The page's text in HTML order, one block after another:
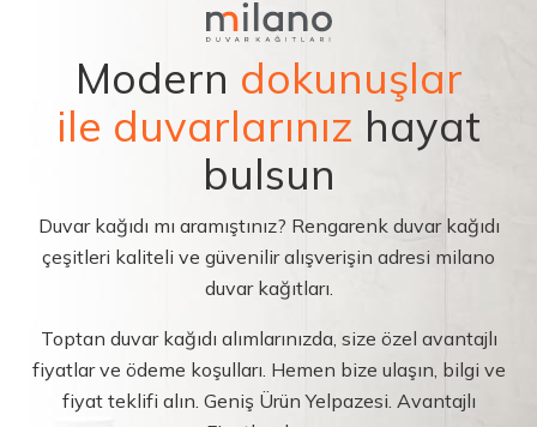
Modern dokunuşlar
ile duvarlarınız hayat
bulsun
Duvar kağıdı mı aramıştınız? Rengarenk duvar kağıdı
çeşitleri kaliteli ve güvenilir alışverişin adresi milano
duvar kağıtları.
Toptan duvar kağıdı alımlarınızda, size özel avantajlı
fiyatlar ve ödeme koşulları. Hemen bize ulaşın, bilgi ve
fiyat teklifi alın. Geniş Ürün Yelpazesi. Avantajlı